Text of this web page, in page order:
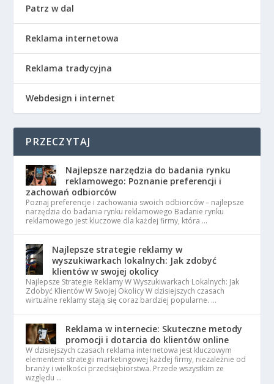
Patrz w dal
Reklama internetowa
Reklama tradycyjna
Webdesign i internet
PRZECZYTAJ
Najlepsze narzędzia do badania rynku
reklamowego: Poznanie preferencji i
zachowań odbiorców
Poznaj preferencje i zachowania swoich odbiorców – najlepsze
narzędzia do badania rynku reklamowego Badanie rynku
reklamowego jest kluczowe dla każdej firmy, która …
Najlepsze strategie reklamy w
wyszukiwarkach lokalnych: Jak zdobyć
klientów w swojej okolicy
Najlepsze Strategie Reklamy W Wyszukiwarkach Lokalnych: Jak
Zdobyć Klientów W Swojej Okolicy W dzisiejszych czasach
wirtualne reklamy stają się coraz bardziej popularne. …
Reklama w internecie: Skuteczne metody
promocji i dotarcia do klientów online
W dzisiejszych czasach reklama internetowa jest kluczowym
elementem strategii marketingowej każdej firmy, niezależnie od
branży i wielkości przedsiębiorstwa. Przede wszystkim ze
względu …